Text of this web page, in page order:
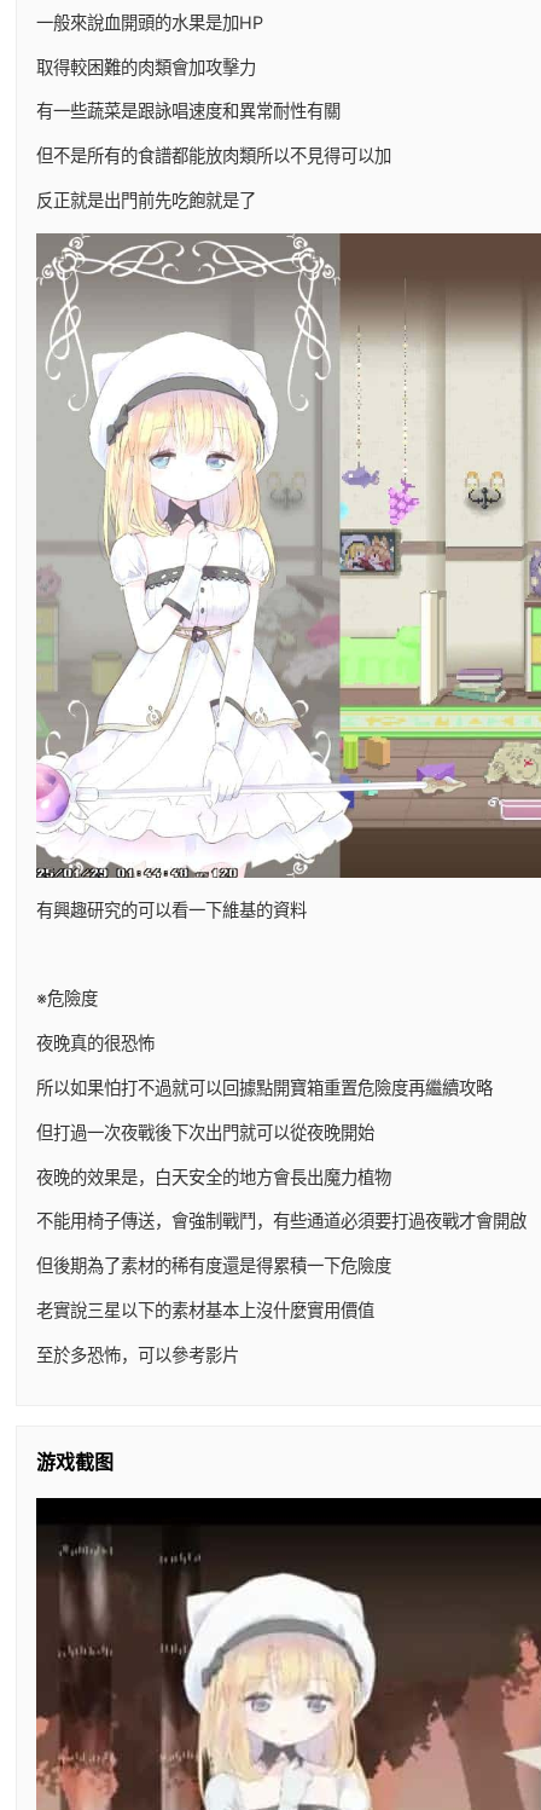
一般來說血開頭的水果是加HP
取得較困難的肉類會加攻擊力
有一些蔬菜是跟詠唱速度和異常耐性有關
但不是所有的食譜都能放肉類所以不見得可以加
反正就是出門前先吃飽就是了
有興趣研究的可以看一下維基的資料
※危險度
夜晚真的很恐怖
所以如果怕打不過就可以回據點開寶箱重置危險度再繼續攻略
但打過一次夜戰後下次出門就可以從夜晚開始
夜晚的效果是，白天安全的地方會長出魔力植物
不能用椅子傳送，會強制戰鬥，有些通道必須要打過夜戰才會開啟
但後期為了素材的稀有度還是得累積一下危險度
老實說三星以下的素材基本上沒什麼實用價值
至於多恐怖，可以參考影片
游戏截图